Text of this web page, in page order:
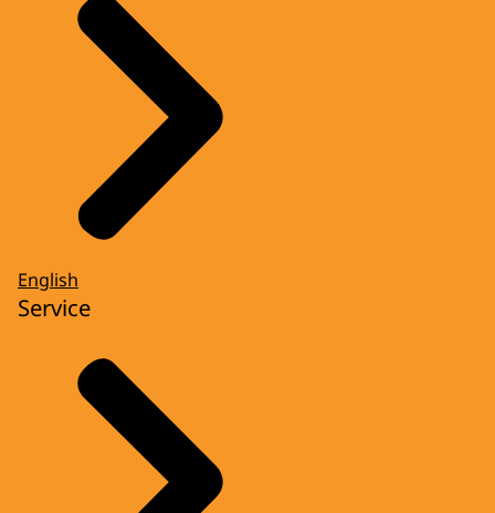
English
Service